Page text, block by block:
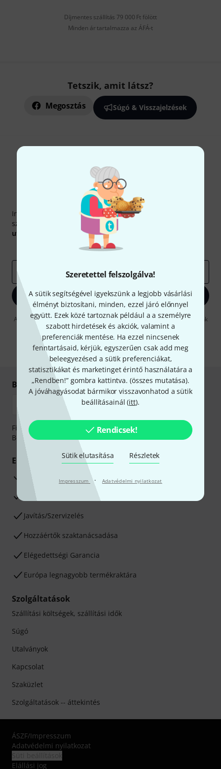
Szeretettel felszolgálva!
A sütik segítségével igyekszünk a legjobb vásárlási
élményt biztosítani, minden, ezzel járó előnnyel
együtt. Ezek közé tartoznak például a a személyre
szabott hirdetések és akciók, valamint a
preferenciák mentése. Ha ezzel nincsenek
fenntartásaid, kérjük, egyszerűen csak add meg
beleegyezésed a sütik preferenciákat,
statisztikákat és marketinget érintő használatára a
„Rendben!” gombra kattintva. (összes mutatása).
A jóváhagyásodat bármikor visszavonhatod a sütik
beállításainál (itt).
Rendicsek!
Sütik elutasítása Részletek
Impresszum · Adatvédelmi nyilatkozat
Díjmentes szállítás 79 000 Ft fölött
Minden ár tartalmazza az ÁFÁ-t
Tetszik, amit látsz?
Megosztás Súgó & Visszajelzések
Thomann hírlevél
Iratkozz fel a Thomann angol nyelvű hírlevelére, és kis
szerencsével megnyerheted a50
utalvány
Inspiráló gondolatok
Bejelentkezés
A "Bejelentkezés" gombra kattintva elfogadja, hogy e-mailben küldjünk
önnek hirdetéseket. Bármikor leiratkozhat erről. A hírlevélről további
információkat azdata protection guideline-ben talál.
* Kitöltés kötelező
Biztonságos vásárlás és fizetés
Fizessen biztonságosan, titkosítással: Banki átutalás vagy
Betéti- vagy hitelkártya segítségével
Előnyök
3 éves Thomann-garancia
30 napos pénzvisszafizetési garancia
Javítás/Szervizelés
Hozzáértők szaktanácsadása
Elégedettségi Garancia
Európa legnagyobb termékraktára
Szolgáltatások
Szállítási költségek, szállítási idők
Súgó
Utalványok
Kapcsolat
Szaküzlet
Szolgáltatások -- áttekintés
ÁSZF/Impresszum
Adatvédelmi nyilatkozat
Elállási jog